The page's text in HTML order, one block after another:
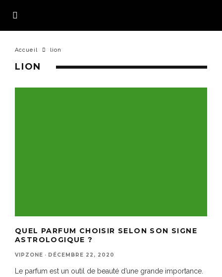
Accueil lion
LION
QUEL PARFUM CHOISIR SELON SON SIGNE
ASTROLOGIQUE ?
VIPZONE · DÉCEMBRE 22, 2020
Le parfum est un outil de beauté d’une grande importance.